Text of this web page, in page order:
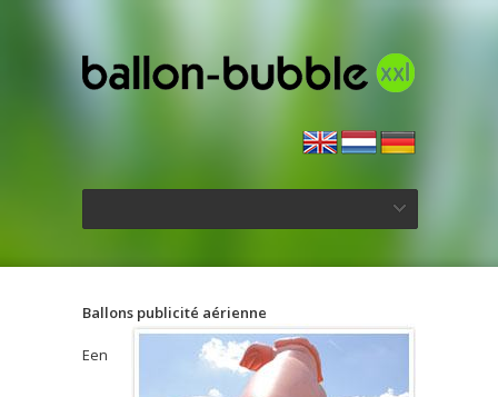
Ballons publicité aérienne
Een